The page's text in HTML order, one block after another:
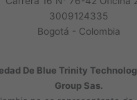
3009124335
Bogotá - Colombia
De Blue Trinity
Group Sas.